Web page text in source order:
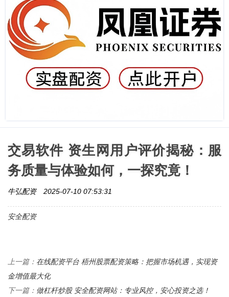
交易软件 资生网用户评价揭秘：服
务质量与体验如何，一探究竟！
牛弘配资 2025-07-10 07:53:31
安全配资
上一篇： 在线配资平台 梧州股票配资策略：把握市场机遇，实现资
金增值最大化
下一篇： 做杠杆炒股 安全配资网站：专业风控，安心投资之选！